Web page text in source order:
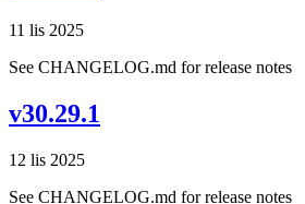
11 lis 2025
See CHANGELOG.md for release notes
v30.29.1
12 lis 2025
See CHANGELOG.md for release notes